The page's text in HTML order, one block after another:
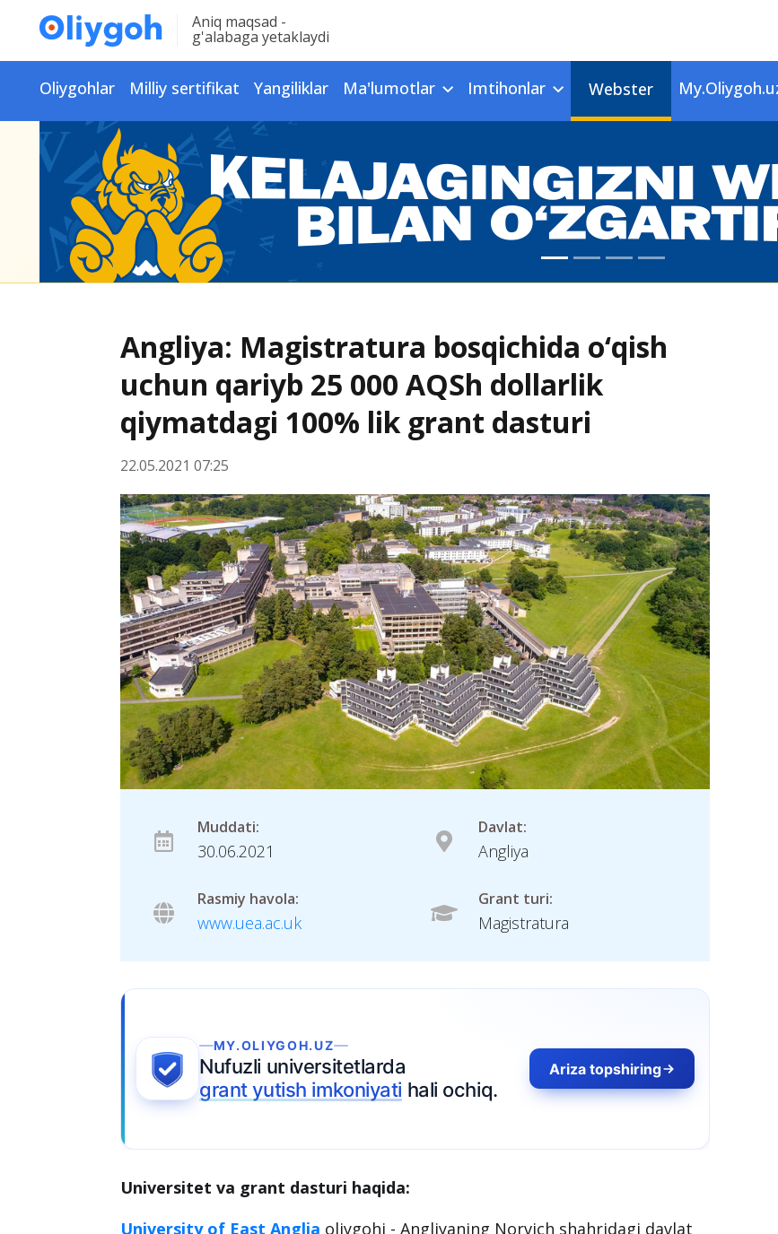
Aniq maqsad -
g'alabaga yetaklaydi
Oliygohlar Milliy sertifikat Yangiliklar Ma'lumotlar Imtihonlar Webster
Angliya: Magistratura bosqichida o‘qish
uchun qariyb 25 000 AQSh dollarlik
qiymatdagi 100% lik grant dasturi
22.05.2021 07:25
Muddati:
30.06.2021
Davlat:
Angliya
Rasmiy havola:
www.uea.ac.uk
Grant turi:
Magistratura
MY.OLIYGOH.UZ
Nufuzli universitetlarda
grant yutish imkoniyati hali ochiq.
Ariza topshiring
Universitet va grant dasturi haqida:
University of East Anglia oliygohi - Angliyaning Norvich shahridagi davlat